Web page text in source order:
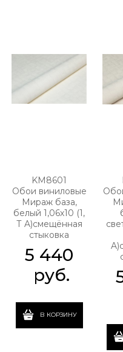
KM8601
Обои виниловые
Мираж база,
белый 1,06х10 (1,
Т A)смещённая
стыковка
5 440
руб.
В КОРЗИНУ